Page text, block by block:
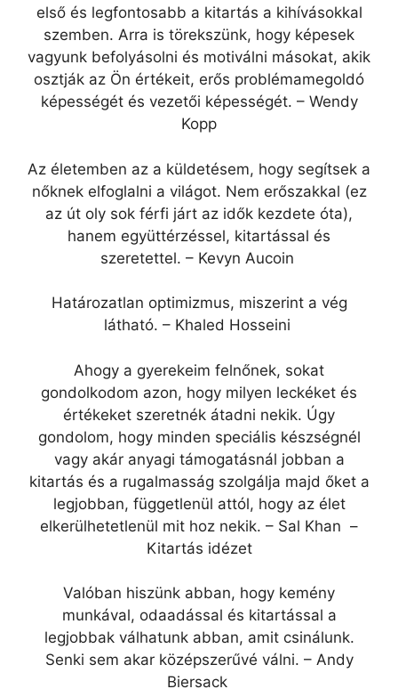
első és legfontosabb a kitartás a kihívásokkal
szemben. Arra is törekszünk, hogy képesek
vagyunk befolyásolni és motiválni másokat, akik
osztják az Ön értékeit, erős problémamegoldó
képességét és vezetői képességét. – Wendy
Kopp
Az életemben az a küldetésem, hogy segítsek a
nőknek elfoglalni a világot. Nem erőszakkal (ez
az út oly sok férfi járt az idők kezdete óta),
hanem együttérzéssel, kitartással és
szeretettel. – Kevyn Aucoin
Határozatlan optimizmus, miszerint a vég
látható. – Khaled Hosseini
Ahogy a gyerekeim felnőnek, sokat
gondolkodom azon, hogy milyen leckéket és
értékeket szeretnék átadni nekik. Úgy
gondolom, hogy minden speciális készségnél
vagy akár anyagi támogatásnál jobban a
kitartás és a rugalmasság szolgálja majd őket a
legjobban, függetlenül attól, hogy az élet
elkerülhetetlenül mit hoz nekik. – Sal Khan –
Kitartás idézet
Valóban hiszünk abban, hogy kemény
munkával, odaadással és kitartással a
legjobbak válhatunk abban, amit csinálunk.
Senki sem akar középszerűvé válni. – Andy
Biersack